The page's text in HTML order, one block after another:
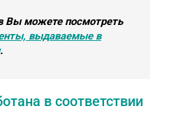
Вы можете посмотреть
выдаваемые в
.
в соответствии